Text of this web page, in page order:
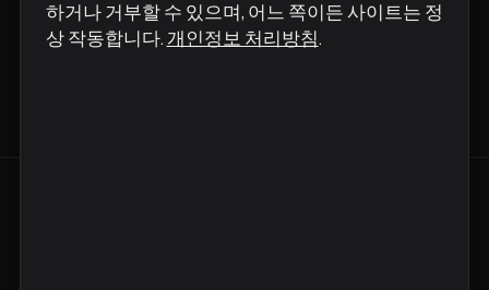
하거나 거부할 수 있으며, 어느 쪽이든 사이트는 정
상 작동합니다. 개인정보 처리방침.